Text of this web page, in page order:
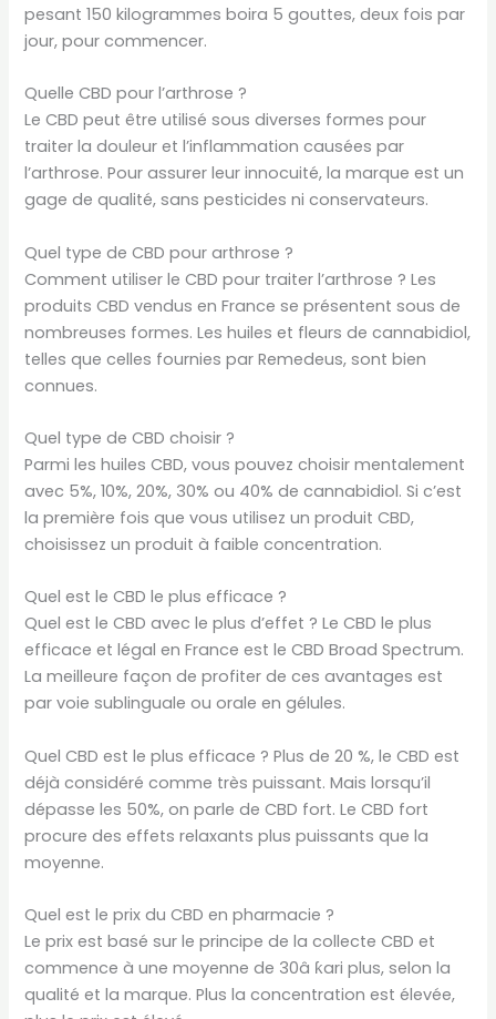
pesant 150 kilogrammes boira 5 gouttes, deux fois par
jour, pour commencer.
Quelle CBD pour l’arthrose ?
Le CBD peut être utilisé sous diverses formes pour
traiter la douleur et l’inflammation causées par
l’arthrose. Pour assurer leur innocuité, la marque est un
gage de qualité, sans pesticides ni conservateurs.
Quel type de CBD pour arthrose ?
Comment utiliser le CBD pour traiter l’arthrose ? Les
produits CBD vendus en France se présentent sous de
nombreuses formes. Les huiles et fleurs de cannabidiol,
telles que celles fournies par Remedeus, sont bien
connues.
Quel type de CBD choisir ?
Parmi les huiles CBD, vous pouvez choisir mentalement
avec 5%, 10%, 20%, 30% ou 40% de cannabidiol. Si c’est
la première fois que vous utilisez un produit CBD,
choisissez un produit à faible concentration.
Quel est le CBD le plus efficace ?
Quel est le CBD avec le plus d’effet ? Le CBD le plus
efficace et légal en France est le CBD Broad Spectrum.
La meilleure façon de profiter de ces avantages est
par voie sublinguale ou orale en gélules.
Quel CBD est le plus efficace ? Plus de 20 %, le CBD est
déjà considéré comme très puissant. Mais lorsqu’il
dépasse les 50%, on parle de CBD fort. Le CBD fort
procure des effets relaxants plus puissants que la
moyenne.
Quel est le prix du CBD en pharmacie ?
Le prix est basé sur le principe de la collecte CBD et
commence à une moyenne de 30â ƙari plus, selon la
qualité et la marque. Plus la concentration est élevée,